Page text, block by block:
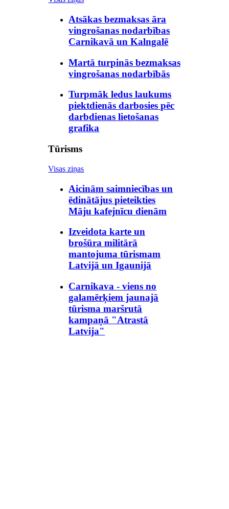
Atsākas bezmaksas āra
vingrošanas nodarbības
Carnikavā un Kalngalē
Martā turpinās bezmaksas
vingrošanas nodarbībās
Turpmāk ledus laukums
piektdienās darbosies pēc
darbdienas lietošanas
grafika
Tūrisms
Visas ziņas
Aicinām saimniecības un
ēdinātājus pieteikties
Māju kafejnīcu dienām
Izveidota karte un
brošūra militārā
mantojuma tūrismam
Latvijā un Igaunijā
Carnikava - viens no
galamērķiem jaunajā
tūrisma maršrutā
kampaņā "Atrastā
Latvija"